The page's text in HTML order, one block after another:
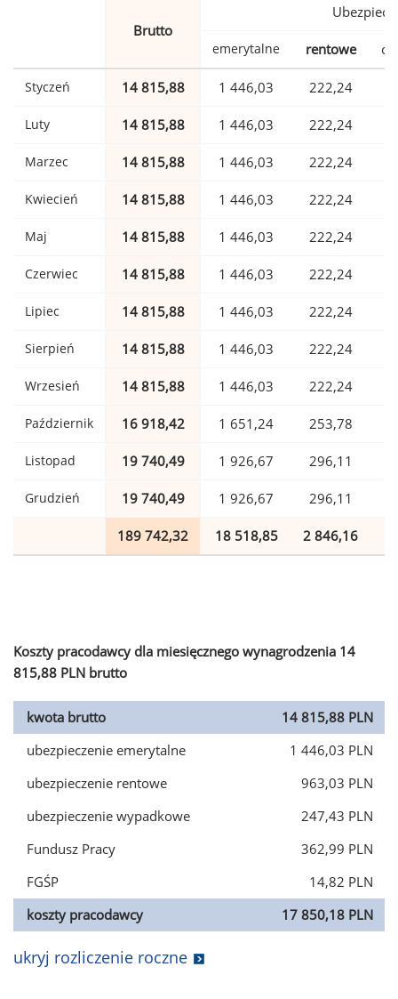
Brutto
emerytalne rentowe
Styczeń 14 815,88 1 446,03 222,24
Luty 14 815,88 1 446,03 222,24
Marzec 14 815,88 1 446,03 222,24
Kwiecień 14 815,88 1 446,03 222,24
Maj 14 815,88 1 446,03 222,24
Czerwiec 14 815,88 1 446,03 222,24
Lipiec 14 815,88 1 446,03 222,24
Sierpień 14 815,88 1 446,03 222,24
Wrzesień 14 815,88 1 446,03 222,24
Październik 16 918,42 1 651,24 253,78
Listopad 19 740,49 1 926,67 296,11
Grudzień 19 740,49 1 926,67 296,11
189 742,32 18 518,85 2 846,16
Koszty pracodawcy dla miesięcznego wynagrodzenia 14
815,88 PLN brutto
kwota brutto
14 815,88 PLN
ubezpieczenie emerytalne
1 446,03 PLN
ubezpieczenie rentowe
963,03 PLN
ubezpieczenie wypadkowe
247,43 PLN
Fundusz Pracy
362,99 PLN
FGŚP
14,82 PLN
koszty pracodawcy
17 850,18 PLN
ukryj rozliczenie roczne